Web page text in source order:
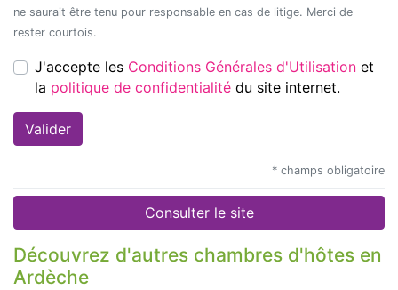
ne saurait être tenu pour responsable en cas de litige. Merci de
rester courtois.
J'accepte les Conditions Générales d'Utilisation et
la
politique de confidentialité du site internet.
* champs obligatoire
Consulter le site
Découvrez d'autres chambres d'hôtes en
Ardèche